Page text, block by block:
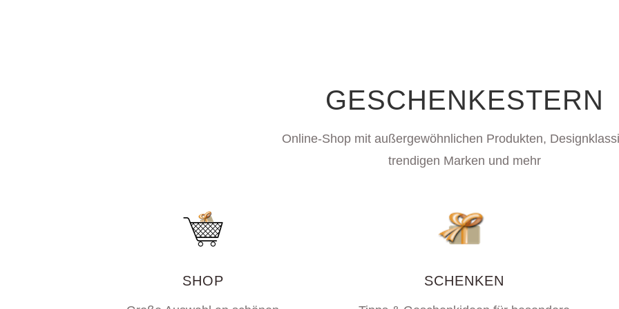
GESCHENKESTERN
Online-Shop mit außergewöhnlichen Produkten,
trendigen Marken und mehr
SHOP SCHENKEN